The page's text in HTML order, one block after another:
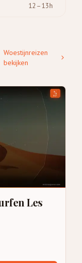
12–13h
Woestijnreizen
bekijken
Les